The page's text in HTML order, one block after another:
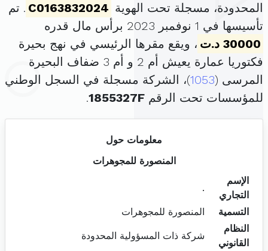
المحدودة، مسجلة تحت الهوية C0163832024 . تم
تأسيسها في 1 نوفمبر 2023 برأس مال قدره
30000 د.ت
، ويقع مقرها الرئيسي في نهج بحيرة
فكتوريا عمارة يعيش أم 2 و أم 3 ضفاف البحيرة
المرسى (1053)، الشركة مسجلة في السجل الوطني
للمؤسسات تحت الرقم 1855327F
.
معلومات حول
المنصورة للمجوهرات
الإسم
التجاري
.
التسمية
المنصورة للمجوهرات
النظام
القانوني
شركة ذات المسؤولية المحدودة